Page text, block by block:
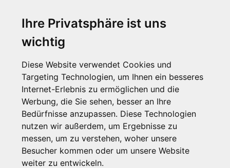
Ihre Privatsphäre ist uns
wichtig
Diese Website verwendet Cookies und
Targeting Technologien, um Ihnen ein besseres
Internet-Erlebnis zu ermöglichen und die
Werbung, die Sie sehen, besser an Ihre
Bedürfnisse anzupassen. Diese Technologien
nutzen wir außerdem, um Ergebnisse zu
messen, um zu verstehen, woher unsere
Besucher kommen oder um unsere Website
weiter zu entwickeln.
Ablage aus Bambus
Zum Artikel